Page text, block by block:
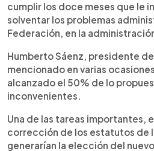
cumplir los doce meses que le
solventar los problemas
Federación, en la
Humberto Sáenz, presidente
mencionado en varias
alcanzado el 50% de lo
inconvenientes.
Una de las tareas importantes,
corrección de los estatutos de
generarían la elección del